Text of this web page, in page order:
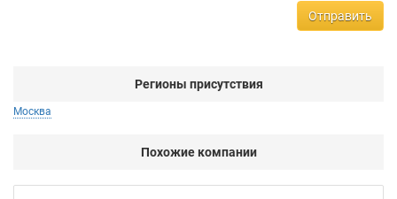
Отправить
Регионы присутствия
Москва
Похожие компании